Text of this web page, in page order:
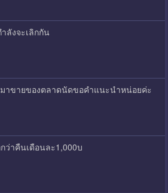
ลังจะเลิกกัน
มาขายของตลาดนัดขอคำแนะนำหน่อยค่ะ
ว่าคืนเดือนละ1,000บ